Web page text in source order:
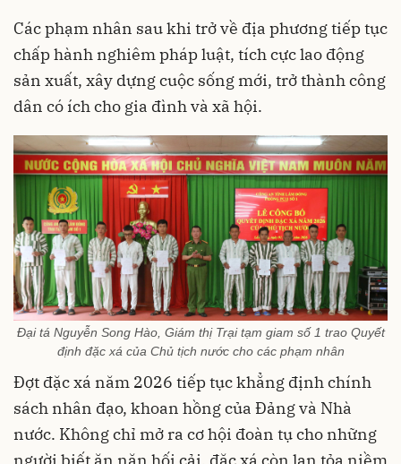
Các phạm nhân sau khi trở về địa phương tiếp tục
chấp hành nghiêm pháp luật, tích cực lao động
sản xuất, xây dựng cuộc sống mới, trở thành công
dân có ích cho gia đình và xã hội.
Đại tá Nguyễn Song Hào, Giám thị Trại tạm giam số 1 trao Quyết
định đặc xá của Chủ tịch nước cho các phạm nhân
Đợt đặc xá năm 2026 tiếp tục khẳng định chính
sách nhân đạo, khoan hồng của Đảng và Nhà
nước. Không chỉ mở ra cơ hội đoàn tụ cho những